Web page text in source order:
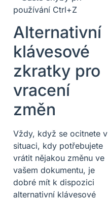
Alternativní
klávesové
zkratky pro
vracení
změn
Vždy, když se ocitnete v
situaci, kdy potřebujete
vrátit nějakou změnu ve
vašem dokumentu, je
dobré mít k dispozici
alternativní klávesové